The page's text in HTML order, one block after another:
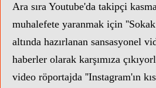
Ara sıra Youtube'da takipçi
muhalefete yaranmak için
altında hazırlanan sansasyonel
haberler olarak karşımıza
video röportajda ''Instagram'ın